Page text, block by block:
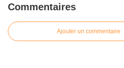
Commentaires
Ajouter un commentaire